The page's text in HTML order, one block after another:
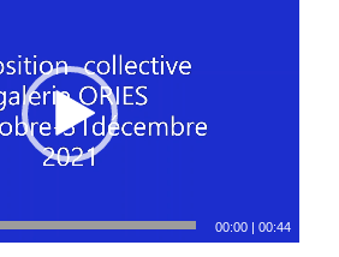
00:00 |00:44